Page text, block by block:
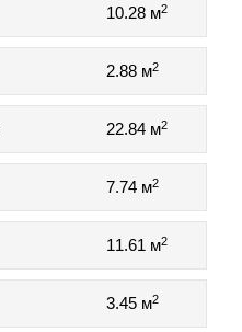
10.28 м2
2.88 м2
22.84 м2
7.74 м2
11.61 м2
3.45 м2